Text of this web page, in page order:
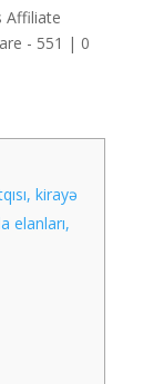
Affiliate
- 551 | 0
kirayə
elanları,